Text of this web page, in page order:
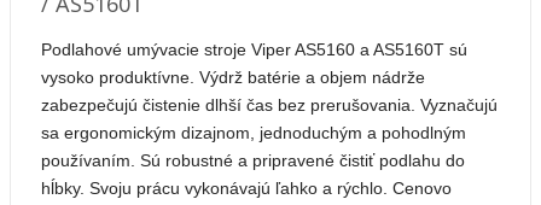
Podlahové umývacie stroje Viper AS5160 a AS5160T sú
vysoko produktívne. Výdrž batérie a objem nádrže
zabezpečujú čistenie dlhší čas bez prerušovania. Vyznačujú
sa ergonomickým dizajnom, jednoduchým a pohodlným
používaním. Sú robustné a pripravené čistiť podlahu do
hĺbky. Svoju prácu vykonávajú ľahko a rýchlo. Cenovo